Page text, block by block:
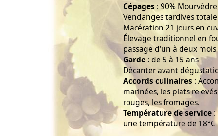
Cépages : 90%
Vendanges tardives
Macération 21 jours en
Élevage traditionnel en
passage d'un à deux
Garde : de 5 à 15 ans
Décanter avant
Accords culinaires :
marinées, les plats
rouges, les fromages.
Température de service:
une température de 18°C